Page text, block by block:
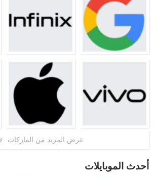
عرض المزيد من الماركات
أحدث الموبايلات